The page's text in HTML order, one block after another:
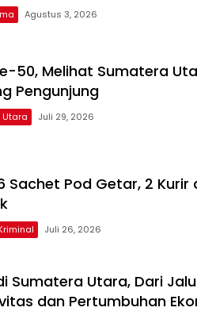
Agustus 3, 2026
50, Melihat Sumatera
Pengunjung
Utara Juli 29, 2026
Sachet Pod Getar, 2 Kurir
Juli 26, 2026
Sumatera Utara, Dari
dan Pertumbuhan